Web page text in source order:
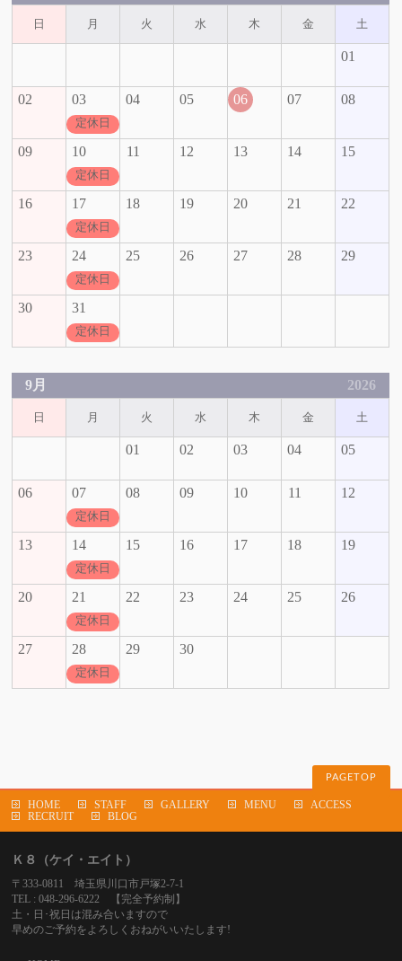
日 月 火 水 木 金 土
01
02 03
定休日
04 05 06 07 08
09 10
定休日
11 12 13 14 15
16 17
定休日
18 19 20 21 22
23 24
定休日
25 26 27 28 29
30 31
定休日
9月 2026
日 月 火 水 木 金 土
01 02 03 04 05
06 07
定休日
08 09 10 11 12
13 14
定休日
15 16 17 18 19
20 21
定休日
22 23 24 25 26
27 28
定休日
29 30
PAGETOP
HOME STAFF GALLERY MENU
ACCESS
RECRUIT
BLOG
Ｋ８（ケイ・エイト）
〒333-0811 埼玉県川口市戸塚2-7-1
TEL : 048-296-6222 【完全予約制】
土・日･祝日は混み合いますので
早めのご予約をよろしくおねがいいたします!